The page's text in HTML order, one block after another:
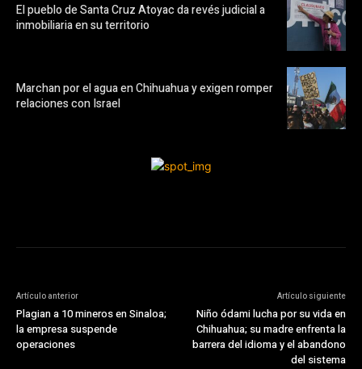
El pueblo de Santa Cruz Atoyac da revés judicial a
inmobiliaria en su territorio
Marchan por el agua en Chihuahua y exigen romper
relaciones con Israel
Artículo anterior
Plagian a 10 mineros en Sinaloa;
la empresa suspende
operaciones
Artículo siguiente
Niño ódami lucha por su vida en
Chihuahua; su madre enfrenta la
barrera del idioma y el abandono
del sistema